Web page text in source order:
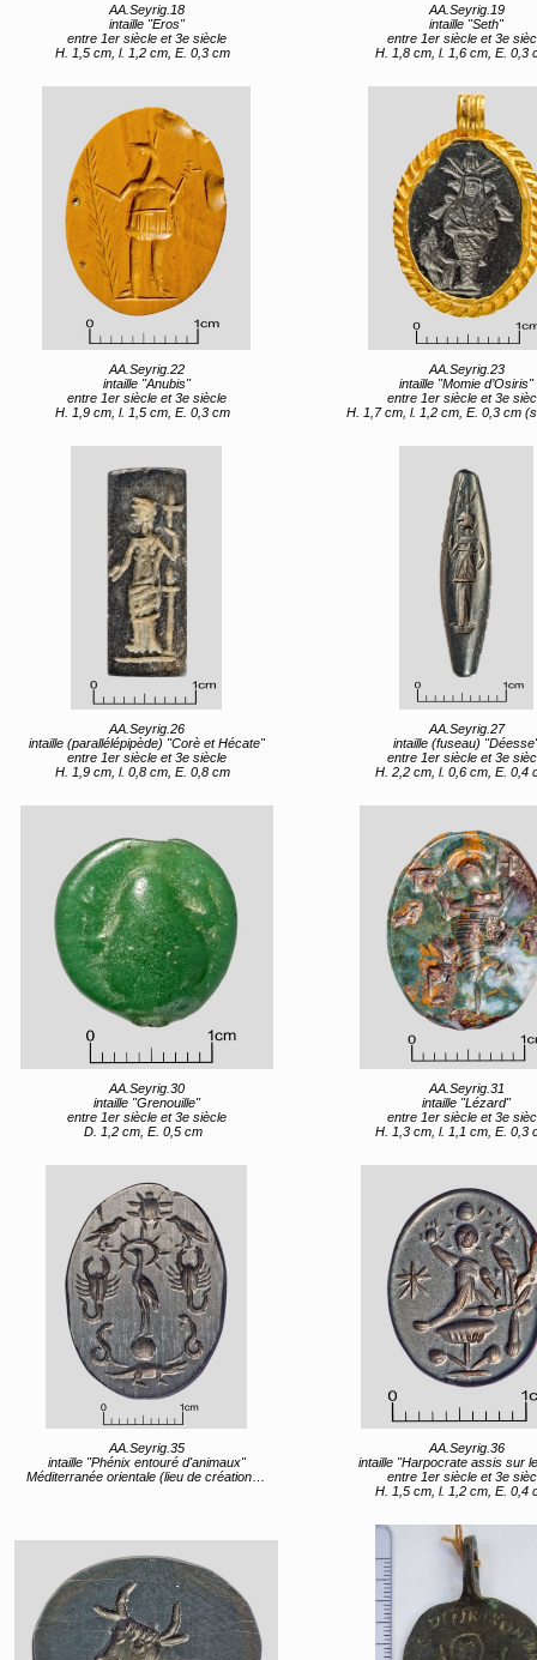
AA.Seyrig.18
intaille "Eros"
entre 1er siècle et 3e siècle
H. 1,5 cm, l. 1,2 cm, E. 0,3 cm
AA.Seyrig.19
intaille "Seth"
entre 1er siècle et 3e
H. 1,8 cm, l. 1,6 cm, E. 0,3
AA.Seyrig.22
intaille "Anubis"
entre 1er siècle et 3e siècle
H. 1,9 cm, l. 1,5 cm, E. 0,3 cm
AA.Seyrig.23
intaille "Momie d’Osiris"
entre 1er siècle et 3e
H. 1,7 cm, l. 1,2 cm, E. 0,3 cm (sans
AA.Seyrig.26
intaille (parallélépipède) "Corè et Hécate"
entre 1er siècle et 3e siècle
H. 1,9 cm, l. 0,8 cm, E. 0,8 cm
AA.Seyrig.27
intaille (fuseau)
entre 1er siècle et 3e
H. 2,2 cm, l. 0,6 cm, E. 0,4
AA.Seyrig.30
intaille "Grenouille"
entre 1er siècle et 3e siècle
D. 1,2 cm, E. 0,5 cm
AA.Seyrig.31
intaille "Lézard"
entre 1er siècle et 3e
H. 1,3 cm, l. 1,1 cm, E. 0,3
AA.Seyrig.35
intaille "Phénix entouré d'animaux"
Méditerranée orientale (lieu de création) entre 1er siècle et 3e siècle
AA.Seyrig.36
intaille "Harpocrate assis sur
entre 1er siècle et 3e
H. 1,5 cm, l. 1,2 cm, E. 0,4